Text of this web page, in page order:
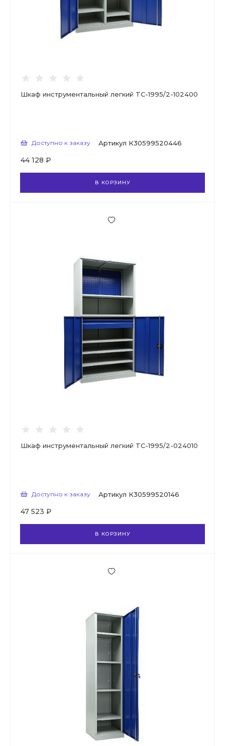
Шкаф инструментальный легкий TC-1995/2-102400
Доступно к заказу Артикул К30599520446
44 128 ₽
В КОРЗИНУ
Шкаф инструментальный легкий TC-1995/2-024010
Доступно к заказу Артикул К30599520146
47 523 ₽
В КОРЗИНУ